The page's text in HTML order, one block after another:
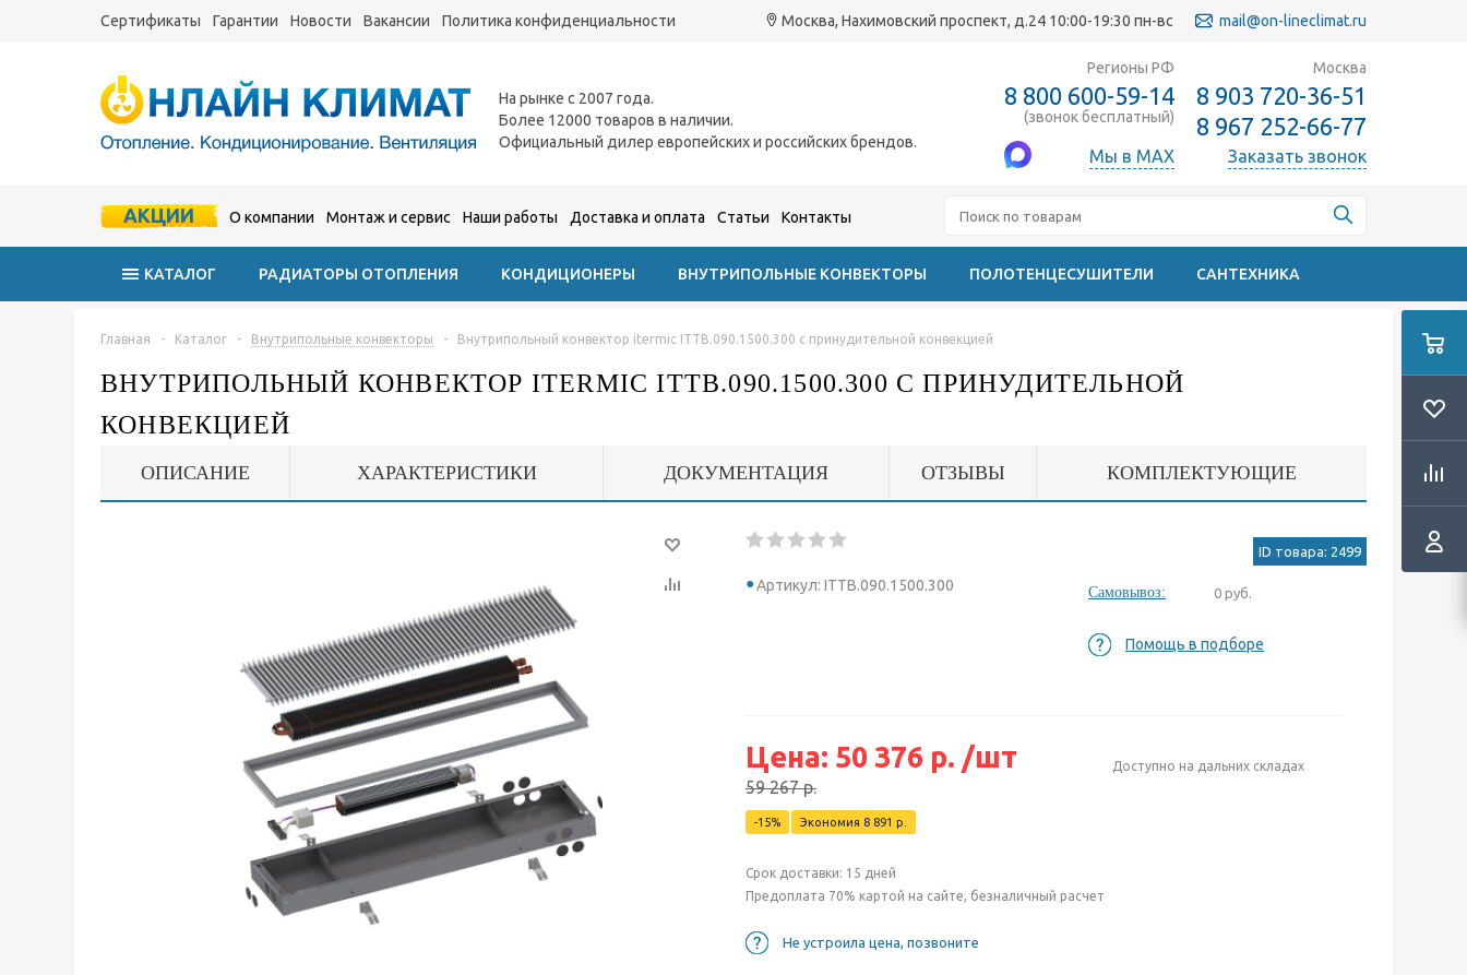
Сертификаты Гарантии Новости Вакансии Политика конфиденциальности Москва, Нахимовский проспект, д.24 10:00-19:30 пн-вс mail@on-lineclimat.ru
На рынке с 2007 года.
Более 12000 товаров в наличии.
Официальный дилер европейских и российских брендов.
Регионы РФ
8 800 600-59-14
(звонок бесплатный)
Мы в MAX
Москва
8 903 720-36-51
8 967 252-66-77
Заказать звонок
АКЦИИ О компании Монтаж и сервис Наши работы Доставка и оплата Статьи Контакты
КАТАЛОГ РАДИАТОРЫ ОТОПЛЕНИЯ КОНДИЦИОНЕРЫ ВНУТРИПОЛЬНЫЕ КОНВЕКТОРЫ ПОЛОТЕНЦЕСУШИТЕЛИ САНТЕХНИКА
Главная - Каталог - Внутрипольные конвекторы - Внутрипольный конвектор itermic ITTB.090.1500.300 с принудительной конвекцией
ВНУТРИПОЛЬНЫЙ КОНВЕКТОР ITERMIC ITTB.090.1500.300 С ПРИНУДИТЕЛЬНОЙ
КОНВЕКЦИЕЙ
ОПИСАНИЕ ХАРАКТЕРИСТИКИ ДОКУМЕНТАЦИЯ ОТЗЫВЫ КОМПЛЕКТУЮЩИЕ
Артикул: ITTB.090.1500.300
ID товара: 2499
Самовывоз: 0 руб.
Помощь в подборе
Цена: 50 376 р. /шт
59 267р.
-15% Экономия 8 891 р.
Доступно на дальних складах
Срок доставки: 15 дней
Предоплата 70% картой на сайте, безналичный расчет
Не устроила цена, позвоните